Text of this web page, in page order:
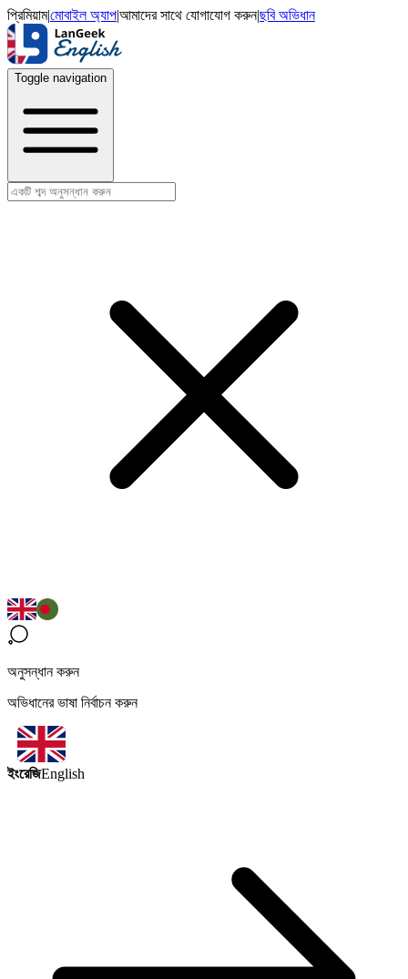
প্রিমিয়াম|মোবাইল অ্যাপ|আমাদের সাথে যোগাযোগ করুন|ছবি অভিধান
Toggle navigation
অনুসন্ধান করুন
অভিধানের ভাষা নির্বাচন করুন
ইংরেজিEnglish